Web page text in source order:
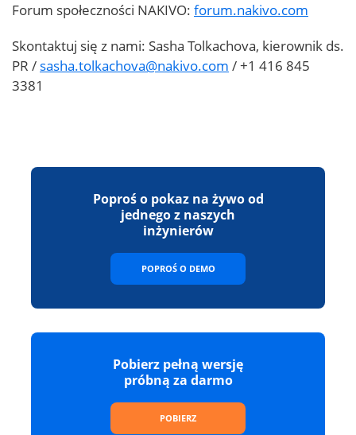
Forum społeczności NAKIVO: forum.nakivo.com
Skontaktuj się z nami: Sasha Tolkachova, kierownik ds.
PR / sasha.tolkachova@nakivo.com / +1 416 845
3381
Poproś o pokaz na żywo od
jednego z naszych
inżynierów
POPROŚ O DEMO
Pobierz pełną wersję
próbną za darmo
POBIERZ